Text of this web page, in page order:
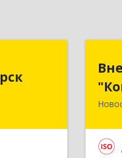
обл,
ул, дом №
пом.5а